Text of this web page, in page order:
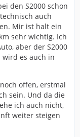
den S2000 schon
auch
Mir ist halt ein
sehr wichtig. Ich
aber der S2000
wird es auch in
offen, erstmal
sein. Und da die
ich auch nicht,
weiter steigen